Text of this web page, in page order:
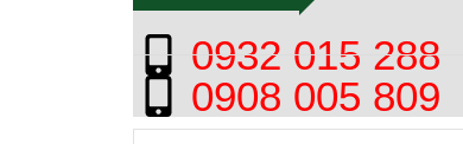
0932 015 288
0908 005 809